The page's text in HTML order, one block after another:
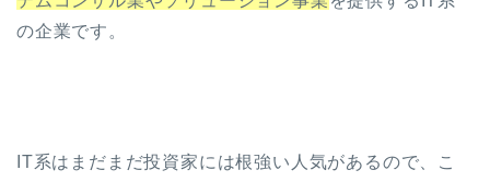
の企業です。
IT系はまだまだ投資家には根強い人気があるので、こ